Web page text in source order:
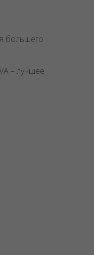
большего
A – лучшее